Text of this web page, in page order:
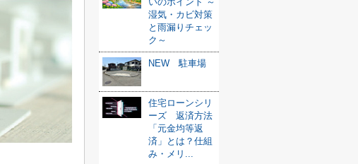
湿気・カビ対策
と雨漏りチェッ
ク～
NEW 駐車場
住宅ローンシリ
ーズ 返済方法
「元金均等返
済」とは？仕組
み・メリ...